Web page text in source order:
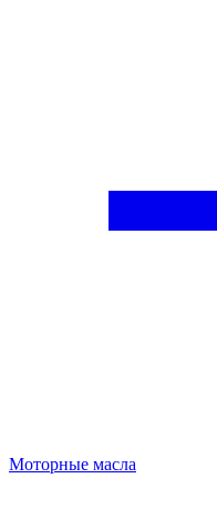
Моторные масла